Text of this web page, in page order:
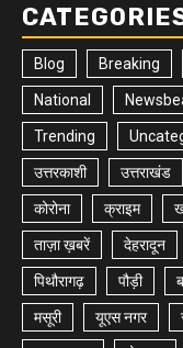
Blog Breaking
National
Trending
उत्तरकाशी उत्तराखंड
कोरोना क्राइम
ताज़ा ख़बरें देहरादून
पिथौरागढ़ पौड़ी
मसूरी यूएस नगर